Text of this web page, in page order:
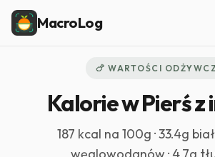
MacroLog
🍗 WARTOŚCI
Kalorie w Pierś z
187 kcal na 100g · 33.4g